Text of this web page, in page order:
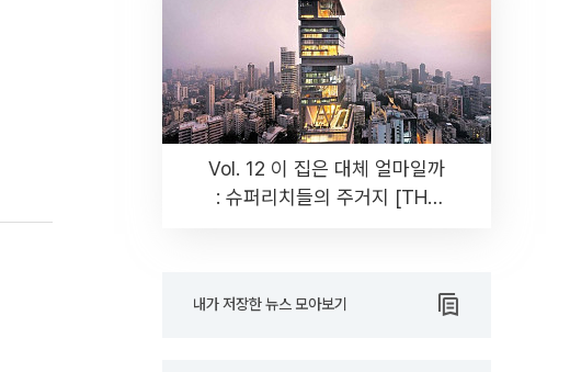
Vol. 12 이 집은 대체 얼마일까
: 슈퍼리치들의 주거지 [THE
내가 저장한 뉴스 모아보기